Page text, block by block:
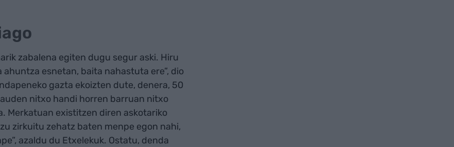
zabalena egiten dugu segur aski. Hiru
esnetan, baita nahastuta ere”, dio
gazta ekoizten dute, denera, 50
nitxo handi horren barruan nitxo
Merkatuan existitzen diren askotariko
zirkuitu zehatz baten menpe egon nahi,
azaldu du Etxelekuk. Ostatu, denda